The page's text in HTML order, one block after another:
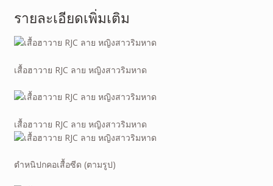
รายละเอียดเพิ่มเติม
เสื้อฮาวาย RJC ลาย หญิงสาวริมหาด
เสื้อฮาวาย RJC ลาย หญิงสาวริมหาด
ตำหนิปกคอเสื้อซีด (ตามรูป)